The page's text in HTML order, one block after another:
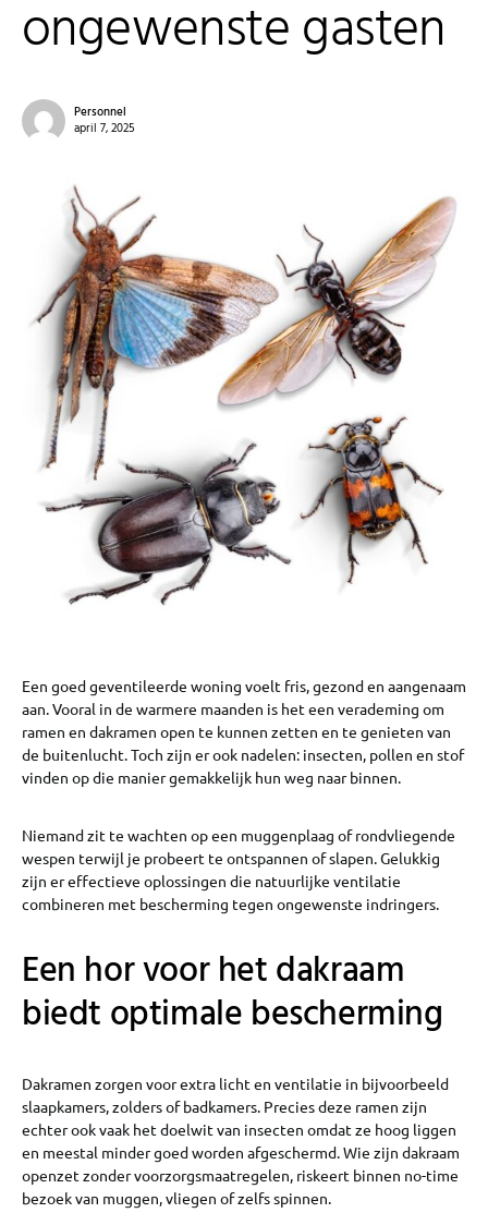
ongewenste gasten
Personnel
april 7, 2025
Een goed geventileerde woning voelt fris, gezond en aangenaam
aan. Vooral in de warmere maanden is het een verademing om
ramen en dakramen open te kunnen zetten en te genieten van
de buitenlucht. Toch zijn er ook nadelen: insecten, pollen en stof
vinden op die manier gemakkelijk hun weg naar binnen.
Niemand zit te wachten op een muggenplaag of rondvliegende
wespen terwijl je probeert te ontspannen of slapen. Gelukkig
zijn er effectieve oplossingen die natuurlijke ventilatie
combineren met bescherming tegen ongewenste indringers.
Een hor voor het dakraam
biedt optimale bescherming
Dakramen zorgen voor extra licht en ventilatie in bijvoorbeeld
slaapkamers, zolders of badkamers. Precies deze ramen zijn
echter ook vaak het doelwit van insecten omdat ze hoog liggen
en meestal minder goed worden afgeschermd. Wie zijn dakraam
openzet zonder voorzorgsmaatregelen, riskeert binnen no-time
bezoek van muggen, vliegen of zelfs spinnen.